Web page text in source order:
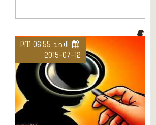
الاحد PM 06:55
2015-07-12